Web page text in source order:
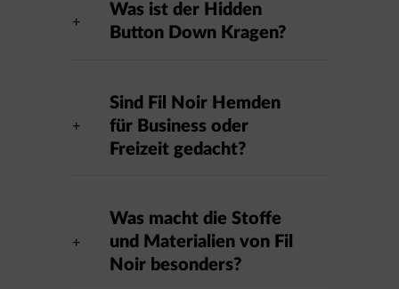
Was ist der Hidden
Button Down Kragen?
Sind Fil Noir Hemden
für Business oder
Freizeit gedacht?
Was macht die Stoffe
und Materialien von Fil
Noir besonders?